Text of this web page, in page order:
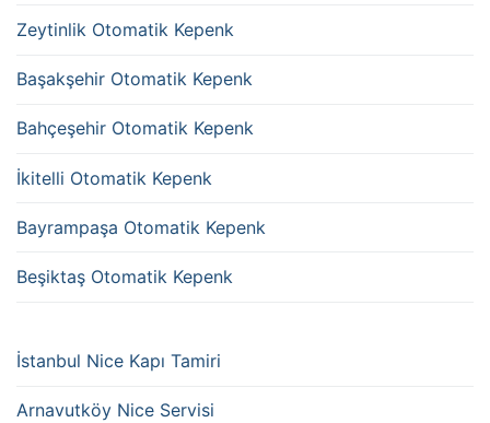
Zeytinlik Otomatik Kepenk
Başakşehir Otomatik Kepenk
Bahçeşehir Otomatik Kepenk
İkitelli Otomatik Kepenk
Bayrampaşa Otomatik Kepenk
Beşiktaş Otomatik Kepenk
İstanbul Nice Kapı Tamiri
Arnavutköy Nice Servisi